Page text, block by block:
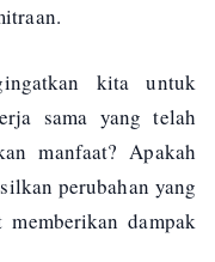
kita untuk
sama yang telah
manfaat? Apakah
perubahan yang
memberikan dampak